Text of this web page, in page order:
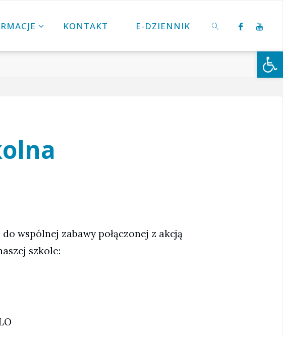
KONTAKT E-DZIENNIK
wspólnej zabawy połączonej z akcją
szkole: